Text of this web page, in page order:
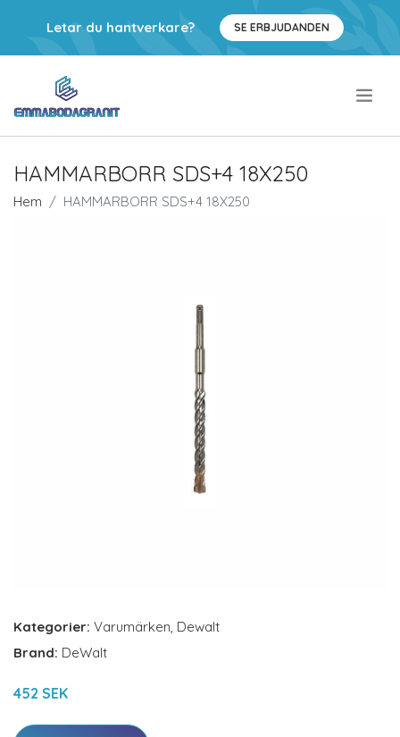
Letar du hantverkare? SE ERBJUDANDEN
HAMMARBORR SDS+4 18X250
Hem HAMMARBORR SDS+4 18X250
Kategorier: Varumärken, Dewalt
Brand: DeWalt
452 SEK